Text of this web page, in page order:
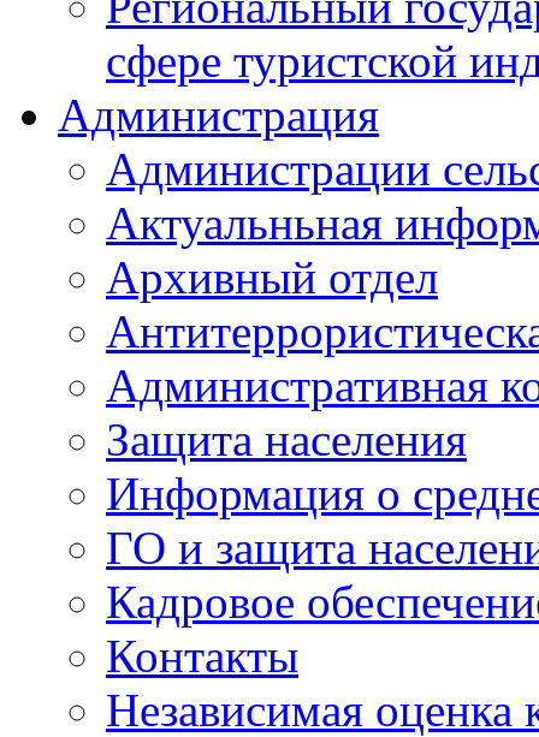
сфере туристской
Администрация
Администрации
Актуальньная
Архивный отдел
Административная
Защита населения
Информация о
ГО и защита
Кадровое
Контакты
Независимая оценка